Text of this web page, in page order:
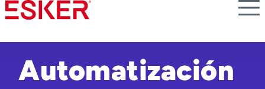
Skip
to
content
Automatización